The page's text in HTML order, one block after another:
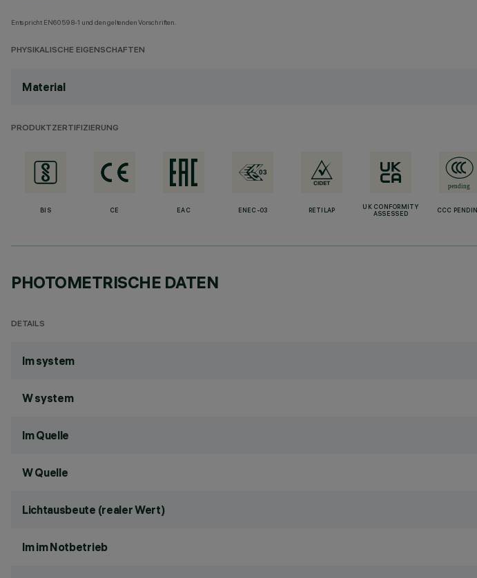
Entspricht EN60598-1 und den geltenden Vorschriften.
PHYSIKALISCHE EIGENSCHAFTEN
Material
PRODUKTZERTIFIZIERUNG
BIS CE EAC ENEC-03 RETILAP
UK CONFORMITY
ASSESSED
CCC
PHOTOMETRISCHE DATEN
DETAILS
lm system
W system
lm Quelle
W Quelle
Lichtausbeute (realer Wert)
lm im Notbetrieb